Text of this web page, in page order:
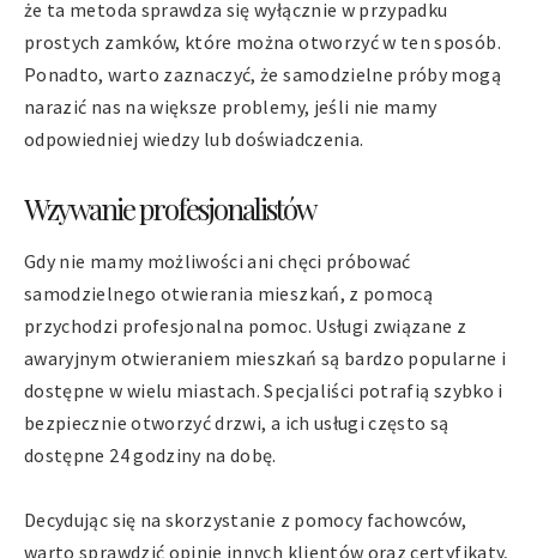
że ta metoda sprawdza się wyłącznie w przypadku
prostych zamków, które można otworzyć w ten sposób.
Ponadto, warto zaznaczyć, że samodzielne próby mogą
narazić nas na większe problemy, jeśli nie mamy
odpowiedniej wiedzy lub doświadczenia.
Wzywanie profesjonalistów
Gdy nie mamy możliwości ani chęci próbować
samodzielnego otwierania mieszkań, z pomocą
przychodzi profesjonalna pomoc. Usługi związane z
awaryjnym otwieraniem mieszkań są bardzo popularne i
dostępne w wielu miastach. Specjaliści potrafią szybko i
bezpiecznie otworzyć drzwi, a ich usługi często są
dostępne 24 godziny na dobę.
Decydując się na skorzystanie z pomocy fachowców,
warto sprawdzić opinie innych klientów oraz certyfikaty,